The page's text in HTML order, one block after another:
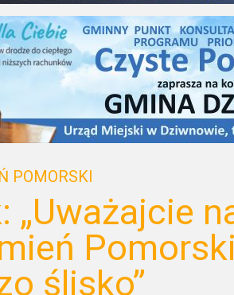
POMORSKI
„Uważajcie
ślisko”